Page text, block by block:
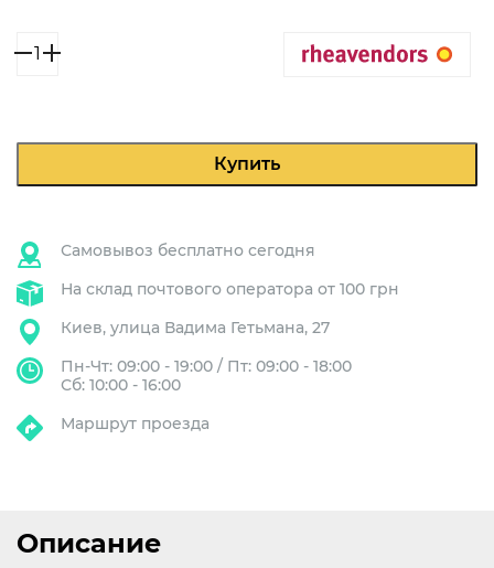
Количество
товара
PRO
Купить
Самовывоз бесплатно сегодня
На склад почтового оператора от 100 грн
Киев, улица Вадима Гетьмана, 27
Пн-Чт: 09:00 - 19:00 / Пт: 09:00 - 18:00
Сб: 10:00 - 16:00
Маршрут проезда
Описание